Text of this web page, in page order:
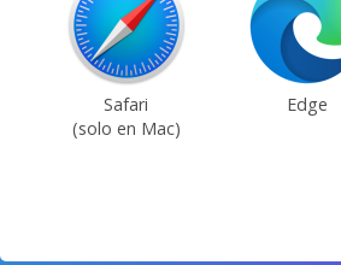
Safari
(solo en Mac)
Edge